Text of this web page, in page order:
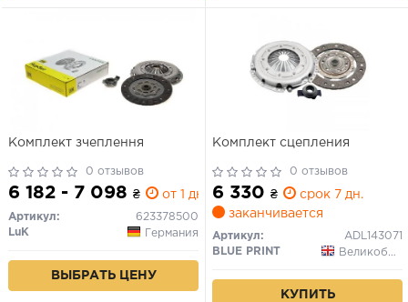
Комплект зчеплення
0 отзывов
6 182 - 7 098 ₴ от 1 дн.
Артикул:
623378500
LuK
Германия
ВЫБРАТЬ ЦЕНУ
Комплект сцепления
0 отзывов
6 330 ₴
срок 7 дн.
заканчивается
Артикул:
ADL143071
BLUE PRINT
Великобритания
КУПИТЬ